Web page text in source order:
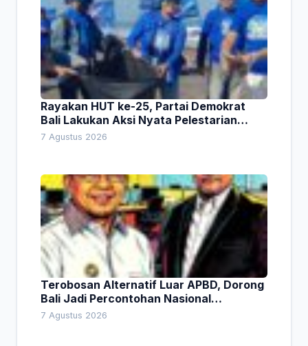
Rayakan HUT ke-25, Partai Demokrat
Bali Lakukan Aksi Nyata Pelestarian
Lingkungan
7 Agustus 2026
Terobosan Alternatif Luar APBD, Dorong
Bali Jadi Percontohan Nasional
Pembiayaan Daerah
7 Agustus 2026